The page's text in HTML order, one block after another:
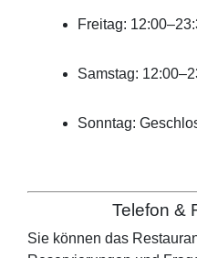
Freitag:
Samstag:
Sonntag:
Telefon &
Sie können das